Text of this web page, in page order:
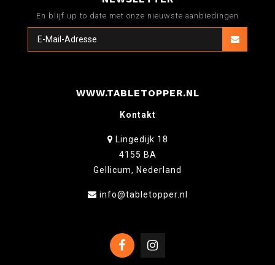
En blijf up to date met onze nieuwste aanbiedingen
WWW.TABLETOPPER.NL
Kontakt
Lingedijk 18
4155 BA
Gellicum, Nederland
info@tabletopper.nl